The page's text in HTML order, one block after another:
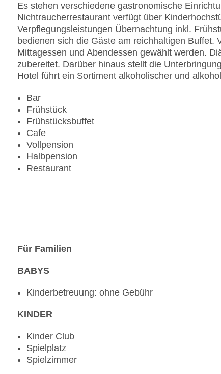
Sonnenterrasse: gegen Gebühr
Gesamtanzahl der Stockwerke: 14
Gesamtanzahl der Zimmer: 244
Pools:Indoor Pool: gegen Gebühr, Liegen am
Zahlungsarten: American Express, Diners
Landeskategorie: 5 Sterne
Es stehen verschiedene gastronomische
Nichtraucherrestaurant verfügt über
Verpflegungsleistungen Übernachtung inkl.
bedienen sich die Gäste am reichhaltigen Buffet.
Mittagessen und Abendessen gewählt werden.
zubereitet. Darüber hinaus stellt die
Hotel führt ein Sortiment alkoholischer und
Bar
Frühstück
Frühstücksbuffet
Cafe
Vollpension
Halbpension
Restaurant
Für Familien
BABYS
Kinderbetreuung: ohne Gebühr
KINDER
Kinder Club
Spielplatz
Spielzimmer